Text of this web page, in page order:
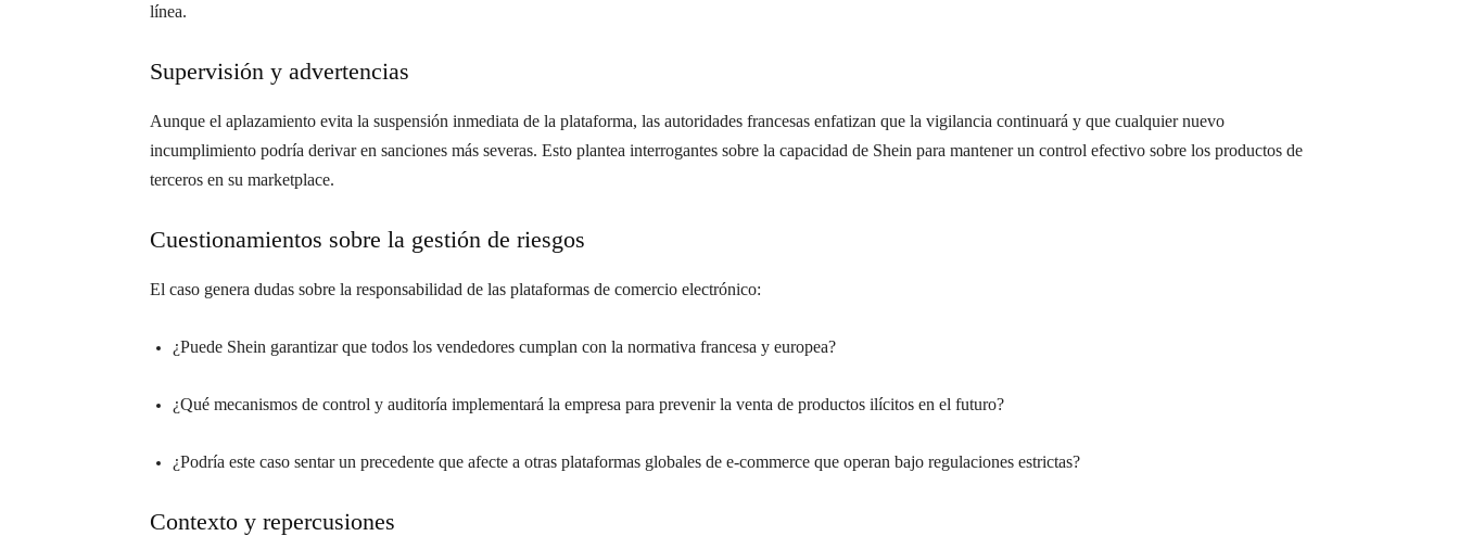
línea.
Supervisión y advertencias
Aunque el aplazamiento evita la suspensión inmediata de la plataforma, las autoridades francesas enfatizan que la vigilancia continuará y que cualquier nuevo
incumplimiento podría derivar en sanciones más severas. Esto plantea interrogantes sobre la capacidad de Shein para mantener un control efectivo sobre los productos de
terceros en su marketplace.
Cuestionamientos sobre la gestión de riesgos
El caso genera dudas sobre la responsabilidad de las plataformas de comercio electrónico:
¿Puede Shein garantizar que todos los vendedores cumplan con la normativa francesa y europea?
¿Qué mecanismos de control y auditoría implementará la empresa para prevenir la venta de productos ilícitos en el futuro?
¿Podría este caso sentar un precedente que afecte a otras plataformas globales de e-commerce que operan bajo regulaciones estrictas?
Contexto y repercusiones